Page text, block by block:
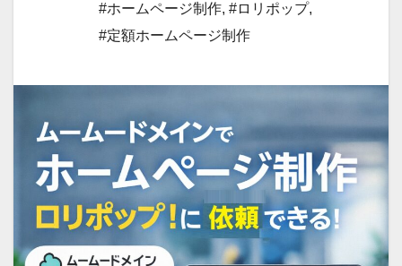
#ホームページ制作, #ロリポップ,
#定額ホームページ制作